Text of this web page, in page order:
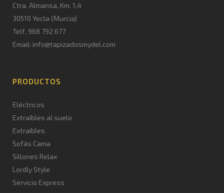
Ctra. Almansa, Km. 1,4
30510 Yecla (Murcia)
Telf. 968 792 677
Email: info@tapizadosmydel.com
PRODUCTOS
Eléctricos
Extraíbles al suelo
Extraíbles
Sofás Cama
Sillones Relax
Lordly Style
Servicio Express